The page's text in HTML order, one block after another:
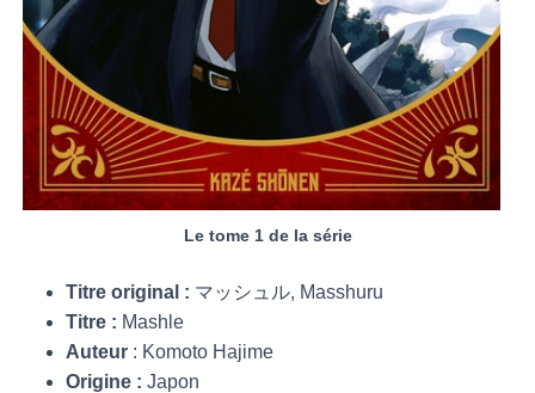
Le tome 1 de la série
Titre original : マッシュル, Masshuru
Titre : Mashle
Auteur : Komoto Hajime
Origine : Japon